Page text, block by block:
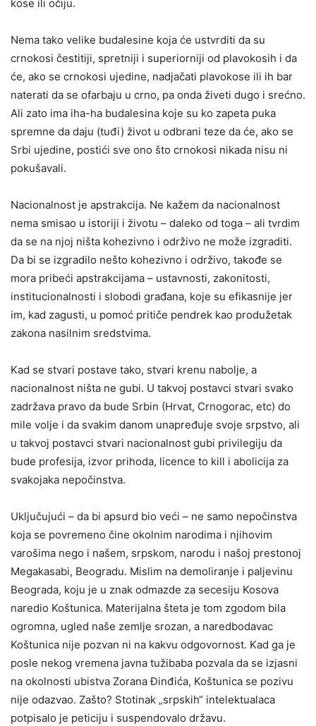
kose ili očiju.
Nema tako velike budalesine koja će ustvrditi da su
crnokosi čestitiji, spretniji i superiorniji od plavokosih i da
će, ako se crnokosi ujedine, nadjačati plavokose ili ih bar
naterati da se ofarbaju u crno, pa onda živeti dugo i srećno.
Ali zato ima iha-ha budalesina koje su ko zapeta puka
spremne da daju (tuđi) život u odbrani teze da će, ako se
Srbi ujedine, postići sve ono što crnokosi nikada nisu ni
pokušavali.
Nacionalnost je apstrakcija. Ne kažem da nacionalnost
nema smisao u istoriji i životu – daleko od toga – ali tvrdim
da se na njoj ništa kohezivno i održivo ne može izgraditi.
Da bi se izgradilo nešto kohezivno i održivo, takođe se
mora pribeći apstrakcijama – ustavnosti, zakonitosti,
institucionalnosti i slobodi građana, koje su efikasnije jer
im, kad zagusti, u pomoć pritiče pendrek kao produžetak
zakona nasilnim sredstvima.
Kad se stvari postave tako, stvari krenu nabolje, a
nacionalnost ništa ne gubi. U takvoj postavci stvari svako
zadržava pravo da bude Srbin (Hrvat, Crnogorac, etc) do
mile volje i da svakim danom unapređuje svoje srpstvo, ali
u takvoj postavci stvari nacionalnost gubi privilegiju da
bude profesija, izvor prihoda, licence to kill i abolicija za
svakojaka nepočinstva.
Uključujući – da bi apsurd bio veći – ne samo nepočinstva
koja se povremeno čine okolnim narodima i njihovim
varošima nego i našem, srpskom, narodu i našoj prestonoj
Megakasabi, Beogradu. Mislim na demoliranje i paljevinu
Beograda, koju je u znak odmazde za secesiju Kosova
naredio Koštunica. Materijalna šteta je tom zgodom bila
ogromna, ugled naše zemlje srozan, a naredbodavac
Koštunica nije pozvan ni na kakvu odgovornost. Kad ga je
posle nekog vremena javna tužibaba pozvala da se izjasni
na okolnosti ubistva Zorana Ðinđića, Koštunica se pozivu
nije odazvao. Zašto? Stotinak „srpskih“ intelektualaca
potpisalo je peticiju i suspendovalo državu.